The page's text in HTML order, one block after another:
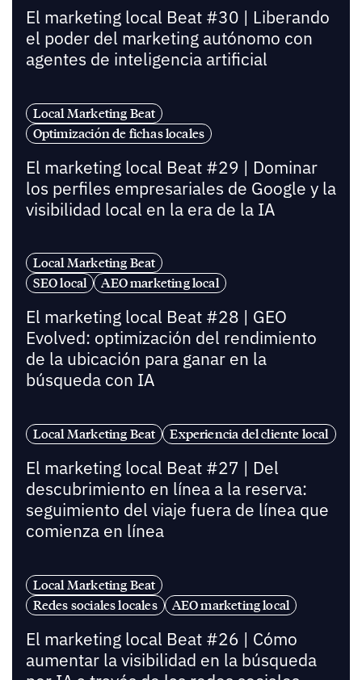
El marketing local Beat #30 | Liberando
el poder del marketing autónomo con
agentes de inteligencia artificial
Local Marketing Beat
Optimización de fichas locales
El marketing local Beat #29 | Dominar
los perfiles empresariales de Google y la
visibilidad local en la era de la IA
Local Marketing Beat
SEO local
AEO marketing local
El marketing local Beat #28 | GEO
Evolved: optimización del rendimiento
de la ubicación para ganar en la
búsqueda con IA
Local Marketing Beat Experiencia del cliente local
El marketing local Beat #27 | Del
descubrimiento en línea a la reserva:
seguimiento del viaje fuera de línea que
comienza en línea
Local Marketing Beat
Redes sociales locales
AEO marketing local
El marketing local Beat #26 | Cómo
aumentar la visibilidad en la búsqueda